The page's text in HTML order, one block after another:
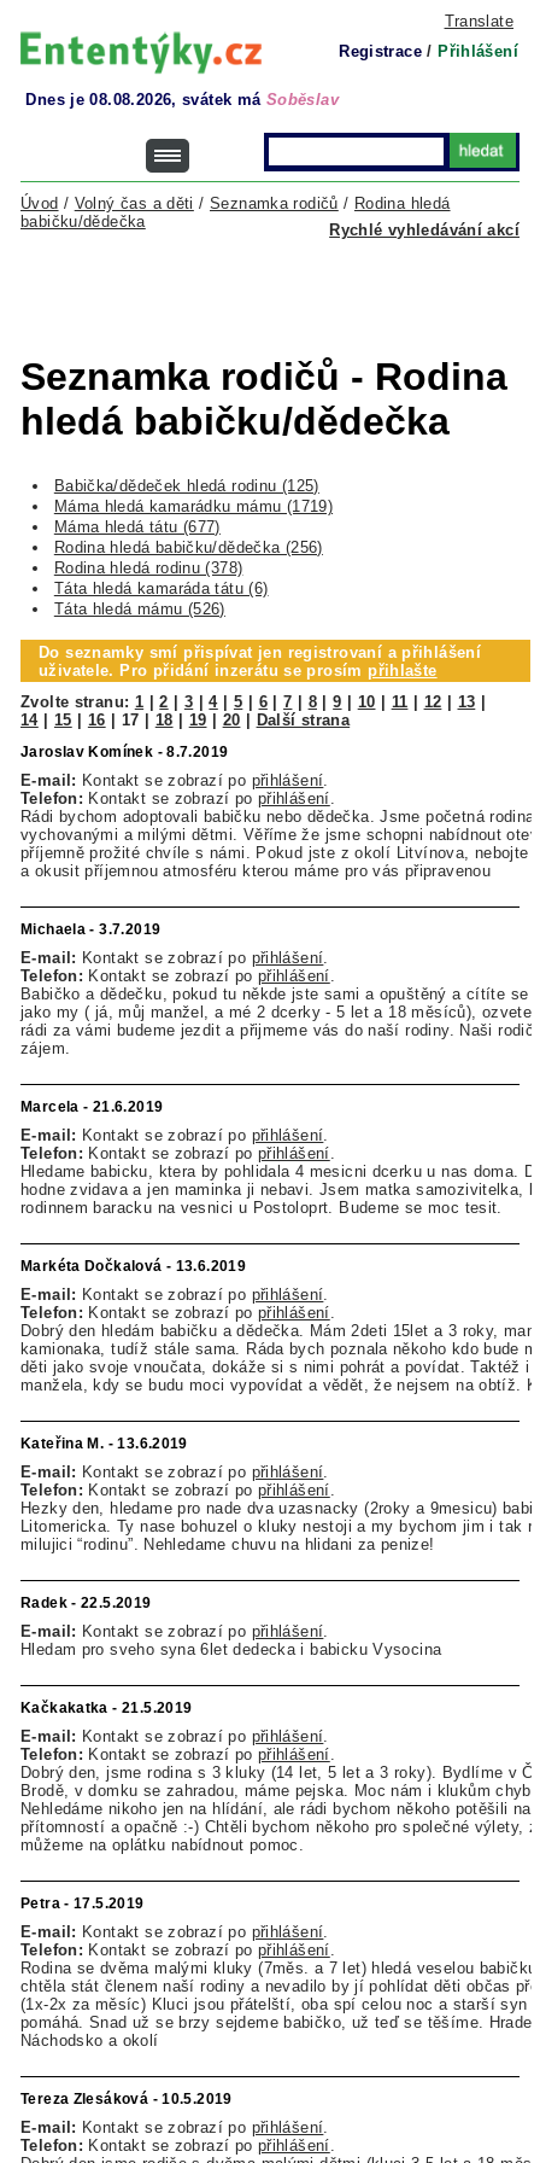
Translate
Registrace / Přihlášení
Dnes je 08.08.2026, svátek má Soběslav
Rychlé vyhledávání akcí
Úvod / Volný čas a děti /Seznamka rodičů / Rodina hledá
babičku/dědečka
Seznamka rodičů - Rodina
hledá babičku/dědečka
Babička/dědeček hledá rodinu (125)
Máma hledá kamarádku mámu (1719)
Máma hledá tátu (677)
Rodina hledá babičku/dědečka (256)
Rodina hledá rodinu (378)
Táta hledá kamaráda tátu (6)
Táta hledá mámu (526)
Do seznamky smí přispívat jen registrovaní a přihlášení
uživatele. Pro přidání inzerátu se prosímpřihlašte
Zvolte stranu: 1 |2 3 |4| 5 6|7 8|9 10 11 12 13
14| 15 16 17 18 19 20 Další strana
Jaroslav Komínek - 8.7.2019
E-mail: Kontakt se zobrazí po přihlášení
Telefon: Kontakt se zobrazí po přihlášení
Rádi bychom adoptovali babičku nebo dědečka. Jsme početná rodina
vychovanými a milými dětmi. Věříme že jsme schopni nabídnout
příjemně prožité chvíle s námi. Pokud jste z okolí Litvínova, nebojte
a okusit příjemnou atmosféru kterou máme pro vás připravenou
Michaela - 3.7.2019
E-mail: Kontakt se zobrazí po přihlášení
Telefon: Kontakt se zobrazí po přihlášení
Babičko a dědečku, pokud tu někde jste sami a opuštěný a cítíte se
jako my ( já, můj manžel, a mé 2 dcerky - 5 let a 18 měsíců), ozvete
rádi za vámi budeme jezdit a přijmeme vás do naší rodiny. Naši
zájem.
Marcela - 21.6.2019
E-mail: Kontakt se zobrazí po přihlášení
Telefon: Kontakt se zobrazí po přihlášení
Hledame babicku, ktera by pohlidala 4 mesicni dcerku u nas doma.
hodne zvidava a jen maminka ji nebavi. Jsem matka samozivitelka,
rodinnem baracku na vesnici u Postoloprt. Budeme se moc tesit.
Markéta Dočkalová - 13.6.2019
E-mail: Kontakt se zobrazí po přihlášení
Telefon: Kontakt se zobrazí po přihlášení
Dobrý den hledám babičku a dědečka. Mám 2deti 15let a 3 roky,
kamionaka, tudíž stále sama. Ráda bych poznala někoho kdo bude
děti jako svoje vnoučata, dokáže si s nimi pohrát a povídat. Taktéž i
manžela, kdy se budu moci vypovídat a vědět, že nejsem na obtíž.
Kateřina M. - 13.6.2019
E-mail: Kontakt se zobrazí po přihlášení
Telefon: Kontakt se zobrazí po přihlášení
Hezky den, hledame pro nade dva uzasnacky (2roky a 9mesicu)
Litomericka. Ty nase bohuzel o kluky nestoji a my bychom jim i tak
milujici “rodinu”. Nehledame chuvu na hlidani za penize!
Radek - 22.5.2019
E-mail: Kontakt se zobrazí po přihlášení
Hledam pro sveho syna 6let dedecka i babicku Vysocina
Kačkakatka - 21.5.2019
E-mail: Kontakt se zobrazí po přihlášení
Telefon: Kontakt se zobrazí po přihlášení
Dobrý den, jsme rodina s 3 kluky (14 let, 5 let a 3 roky). Bydlíme v
Brodě, v domku se zahradou, máme pejska. Moc nám i klukům
Nehledáme nikoho jen na hlídání, ale rádi bychom někoho potěšili
přítomností a opačně :-) Chtěli bychom někoho pro společné výlety,
můžeme na oplátku nabídnout pomoc.
Petra - 17.5.2019
E-mail: Kontakt se zobrazí po přihlášení
Telefon: Kontakt se zobrazí po přihlášení
Rodina se dvěma malými kluky (7měs. a 7 let) hledá veselou
chtěla stát členem naší rodiny a nevadilo by jí pohlídat děti občas
(1x-2x za měsíc) Kluci jsou přátelští, oba spí celou noc a starší syn
pomáhá. Snad už se brzy sejdeme babičko, už teď se těšíme.
Náchodsko a okolí
Tereza Zlesáková - 10.5.2019
E-mail: Kontakt se zobrazí po přihlášení
Telefon: Kontakt se zobrazí po přihlášení